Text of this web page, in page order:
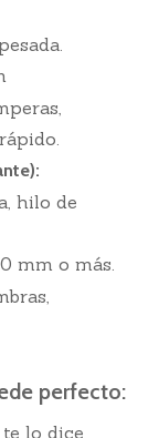
hilo de
mm o más.
perfecto:
te lo dice